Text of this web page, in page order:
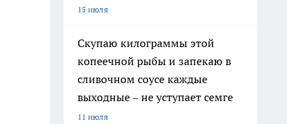
15 июля
Скупаю килограммы этой
копеечной рыбы и запекаю в
сливочном соусе каждые
выходные – не уступает семге
11 июля